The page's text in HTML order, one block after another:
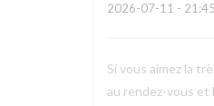
2026-07-11 -
Si vous aimez la
au rendez-vous et